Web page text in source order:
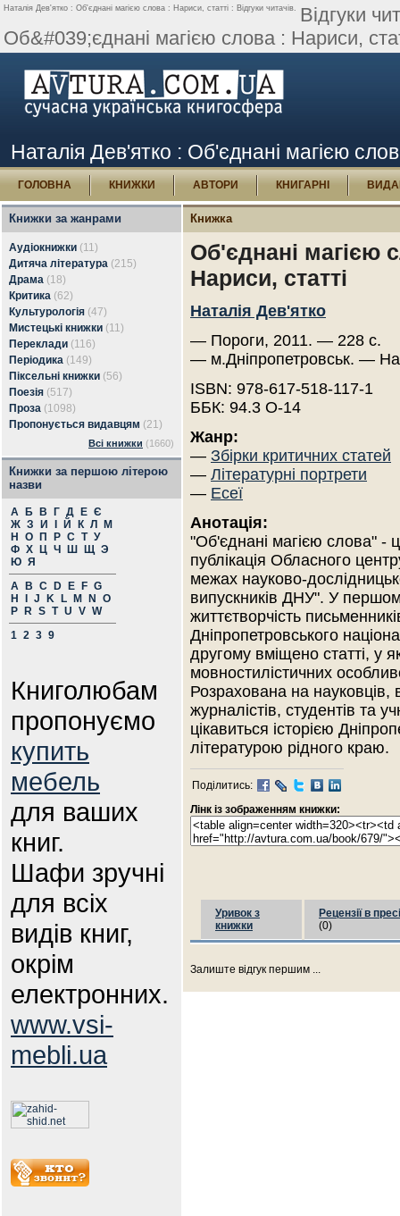
Наталія Дев'ятко : Об'єднані магією слова : Нариси, статті : Відгуки читачів. Відгуки
Об&#039;єднані магією слова : Нариси,
Наталія Дев'ятко : Об'єднані магією
ГОЛОВНА КНИЖКИ АВТОРИ КНИГАРНІ
Книжки за жанрами
Аудіокнижки (11)
Дитяча література (215)
Драма (18)
Критика (62)
Культурологія (47)
Мистецькі книжки (11)
Переклади (116)
Періодика (149)
Піксельні книжки (56)
Поезія (517)
Проза (1098)
Пропонується видавцям (21)
Всі книжки (1660)
Книжки за першою літерою
назви
А Б В Г Д Е Є
Ж З И Й К Л
М
Н
О П Р С Т У
Ф Х Ц Ч Ш Щ Э
Ю Я
A
B C D E F G
H
J K L M N
O
P
R S T U V W
1 2 3 9
Книголюбам
пропонуємо
купить
мебель
для ваших
книг.
Шафи зручні
для всіх
видів книг,
окрім
електронних.
www.vsi-
mebli.ua
Книжка
Об'єднані магією
Нариси, статті
Наталія Дев'ятко
— Пороги, 2011. — 228 с.
— м.Дніпропетровськ. —
ISBN: 978-617-518-117-1
ББК: 94.3 О-14
Жанр:
— Збірки критичних статей
— Літературні портрети
— Есеї
Анотація:
"Об'єднані магією слова" -
публікація Обласного
межах науково-
випускників ДНУ". У
життєтворчість
Дніпропетровського
другому вміщено статті, у
мовностилістичних
Розрахована на науковців,
журналістів, студентів та
цікавиться історією
літературою рідного краю.
Поділитись:
Лінк із зображенням книжки:
Уривок з
книжки
Рецензії в пресі
(0)
Залиште відгук першим ...